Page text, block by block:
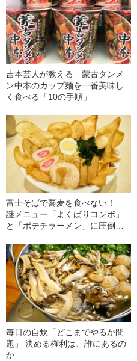
吉本芸人が教える 蒙古タンメ
ン中本のカップ麺を一番美味し
く食べる「10の手順」
富士そばで蕎麦を食べない！
謎メニュー「よくばりコンボ」
と「ポテチラーメン」に圧倒さ
毎日の自炊「どこまでやるか問
題」 決める権利は、誰にあるの
か